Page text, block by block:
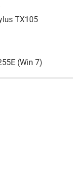
TX105
(Win 7)